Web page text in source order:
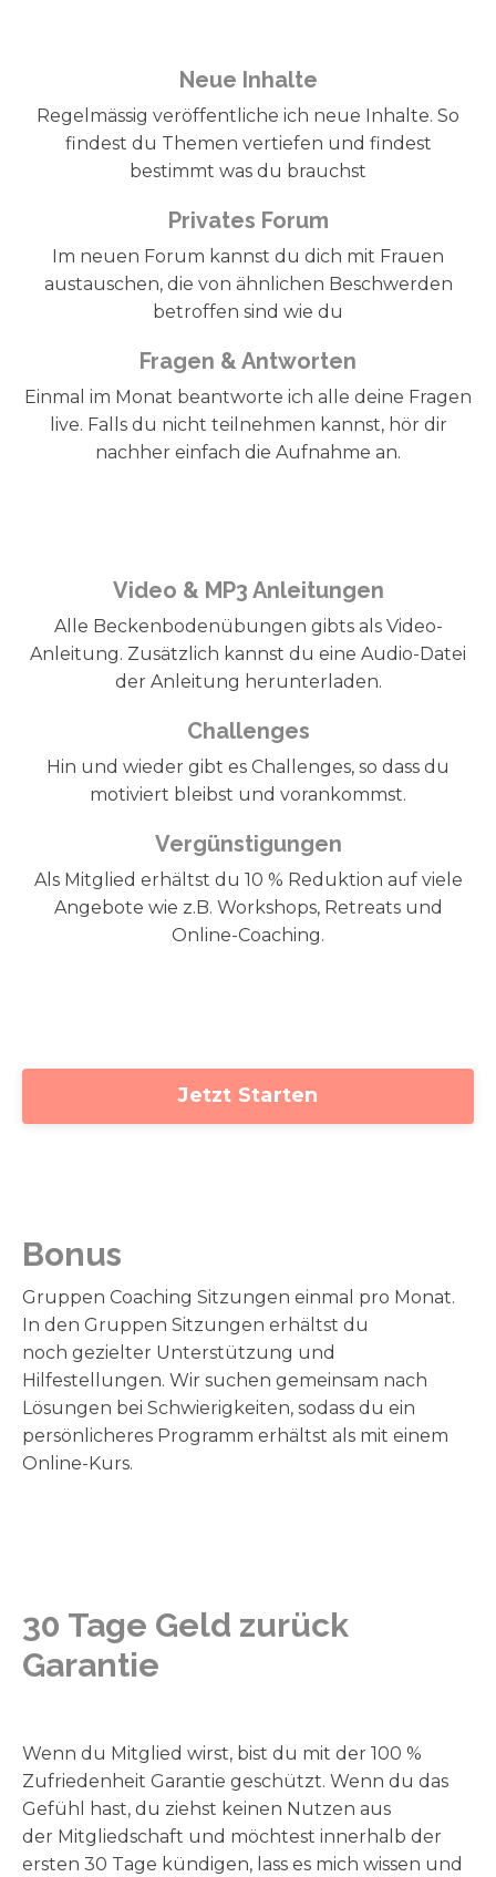
Neue Inhalte
Regelmässig veröffentliche ich neue Inhalte. So
findest du Themen vertiefen und findest
bestimmt was du brauchst
Privates Forum
Im neuen Forum kannst du dich mit Frauen
austauschen, die von ähnlichen Beschwerden
betroffen sind wie du
Fragen & Antworten
Einmal im Monat beantworte ich alle deine Fragen
live. Falls du nicht teilnehmen kannst, hör dir
nachher einfach die Aufnahme an.
Video & MP3 Anleitungen
Alle Beckenbodenübungen gibts als Video-
Anleitung. Zusätzlich kannst du eine Audio-Datei
der Anleitung herunterladen.
Challenges
Hin und wieder gibt es Challenges, so dass du
motiviert bleibst und vorankommst.
Vergünstigungen
Als Mitglied erhältst du 10 % Reduktion auf viele
Angebote wie z.B. Workshops, Retreats und
Online-Coaching.
Jetzt Starten
Bonus
Gruppen Coaching Sitzungen einmal pro Monat.
In den Gruppen Sitzungen erhältst du
noch gezielter Unterstützung und
Hilfestellungen. Wir suchen gemeinsam nach
Lösungen bei Schwierigkeiten, sodass du ein
persönlicheres Programm erhältst als mit einem
Online-Kurs.
30 Tage Geld zurück
Garantie
Wenn du Mitglied wirst, bist du mit der 100 %
Zufriedenheit Garantie geschützt. Wenn du das
Gefühl hast, du ziehst keinen Nutzen aus
der Mitgliedschaft und möchtest innerhalb der
ersten 30 Tage kündigen, lass es mich wissen und